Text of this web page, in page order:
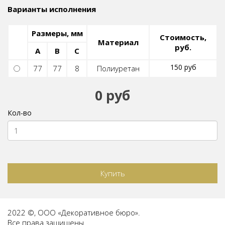
Варианты исполнения
Размеры, мм
Материал
Стоимость,
руб.
A B
C
77
77 8 Полиуретан 150 руб
0 руб
Кол-во
Купить
2022 ©, ООО «Декоративное бюро».
Все права защищены